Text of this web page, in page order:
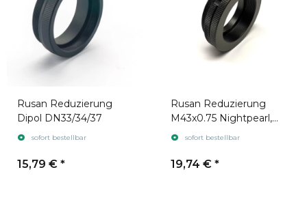
Rusan Reduzierung
Dipol DN33/34/37
sofort bestellbar
15,79 € *
Rusan Reduzierung
M43x0.75 Nightpearl,
Cono, Liemke Luchs,
35
sofort bestellbar
19,74 € *